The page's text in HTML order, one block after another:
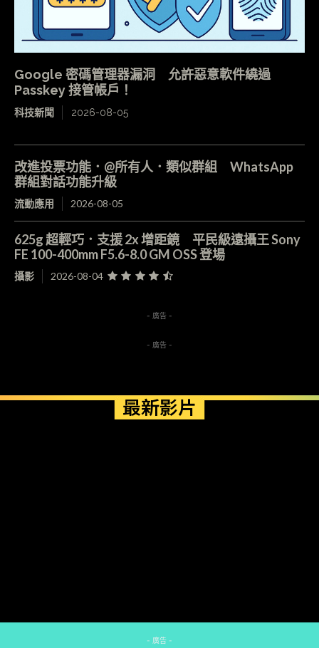
Google 密碼管理器漏洞 允許惡意軟件繞過
Passkey 接管帳戶！
科技新聞 2026-08-05
改進投票功能．@所有人．類似群組 WhatsApp
群組對話功能升級
流動應用 2026-08-05
625g 超輕巧．支援 2x 增距鏡 平民級遠攝王 Sony
FE 100-400mm F5.6-8.0 GM OSS 登場
攝影 2026-08-04
- 廣告 -
- 廣告 -
最新影片
- 廣告 -